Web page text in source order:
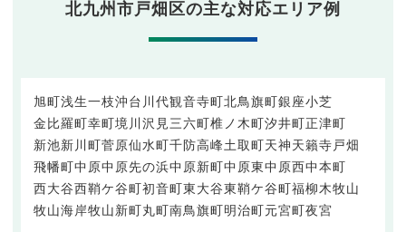
北九州市戸畑区の主な対応エリア例
旭町浅生一枝沖台 川代観音寺町北鳥旗町銀座小芝
金比羅町幸町境川沢見三六町椎ノ木町汐井町正津町
新池新川町菅原仙水町千防高峰土取町天神天籟寺 戸畑
飛幡町中原中原先の浜中原新町中原東中原西中本町
西大谷西鞘ケ谷町初音町東大谷東鞘ケ谷町福柳木牧山
牧山海岸牧山新町丸町南鳥旗町明治町元宮町夜宮